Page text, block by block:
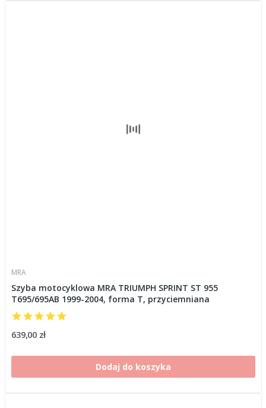
MRA
Szyba motocyklowa MRA TRIUMPH SPRINT ST 955
T695/695AB 1999-2004, forma T, przyciemniana
639,00 zł
Dodaj do koszyka